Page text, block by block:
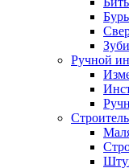
Ручной